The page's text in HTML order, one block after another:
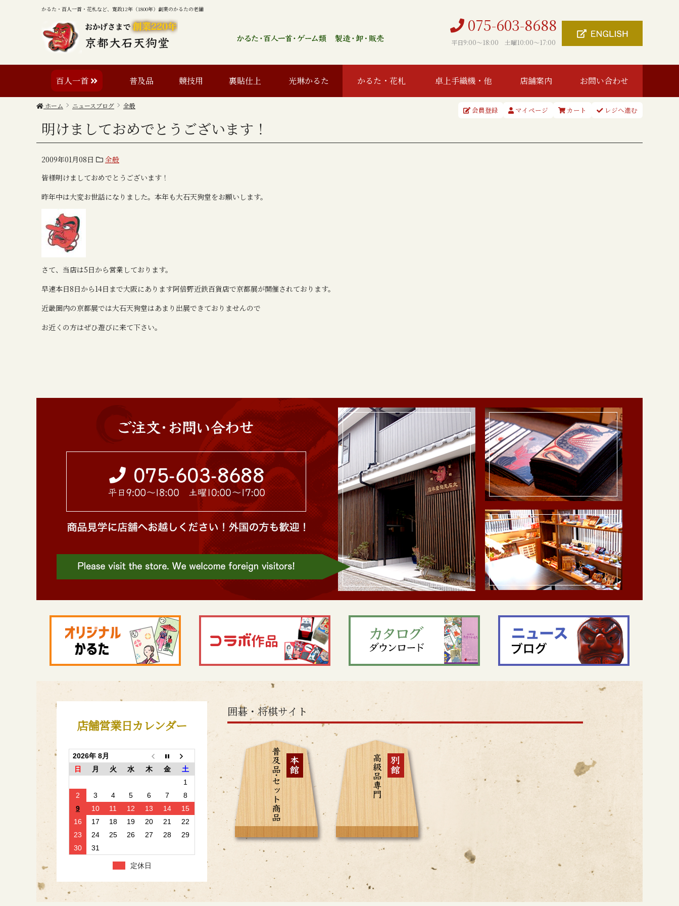
かるた・百人一首・花札など、寛政12年（1800年）創業のかるたの老舗
075-603-8688
平日9:00〜18:00 土曜10:00〜17:00
百人一首 普及品 競技用 裏貼仕上 光琳かるた かるた・花札 卓上手織機・他 店舗案内 お問い合わせ
会員登録 マイページ カート レジへ進む
ホーム ニュースブログ 全般
明けましておめでとうございます！
2009年01月08日
全般
皆様明けましておめでとうございます！
昨年中は大変お世話になりました。本年も大石天狗堂をお願いします。
さて、当店は5日から営業しております。
早速本日8日から14日まで大阪にあります阿倍野近鉄百貨店で京都展が開催されております。
近畿圏内の京都展では大石天狗堂はあまり出展できておりませんので
お近くの方はぜひ遊びに来て下さい。
店舗営業日カレンダー
2026年 8月
日
月 火 水 木 金
土
1
2
3 4 5 6 7
8
9
10 11 12 13 14
15
16
17 18 19 20 21
22
23
24 25 26 27 28
29
30
31
定休日
囲碁・将棋サイト